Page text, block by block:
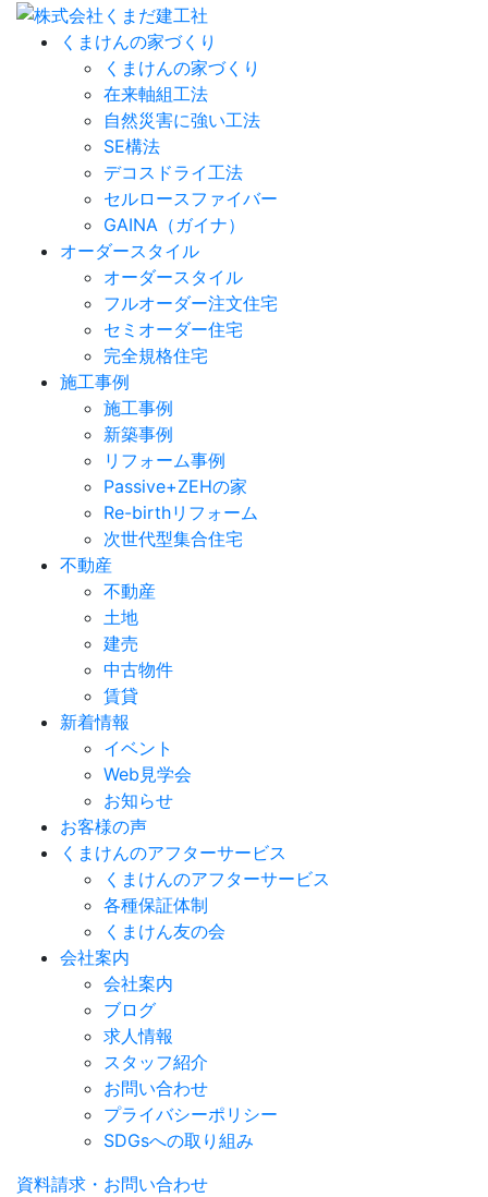
くまけんの家づくり
くまけんの家づくり
在来軸組工法
自然災害に強い工法
SE構法
デコスドライ工法
セルロースファイバー
GAINA（ガイナ）
オーダースタイル
オーダースタイル
フルオーダー注文住宅
セミオーダー住宅
完全規格住宅
施工事例
施工事例
新築事例
リフォーム事例
Passive+ZEHの家
Re-birthリフォーム
次世代型集合住宅
不動産
不動産
土地
建売
中古物件
賃貸
新着情報
イベント
Web見学会
お知らせ
お客様の声
くまけんのアフターサービス
くまけんのアフターサービス
各種保証体制
くまけん友の会
会社案内
会社案内
ブログ
求人情報
スタッフ紹介
お問い合わせ
プライバシーポリシー
SDGsへの取り組み
資料請求・お問い合わせ